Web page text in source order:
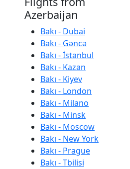
Azerbaijan
Bakı - Dubai
Bakı - Gəncə
Bakı - İstanbul
Bakı - Kazan
Bakı - Kiyev
Bakı - London
Bakı - Milano
Bakı - Minsk
Bakı - Moscow
Bakı - New York
Bakı - Prague
Bakı - Tbilisi